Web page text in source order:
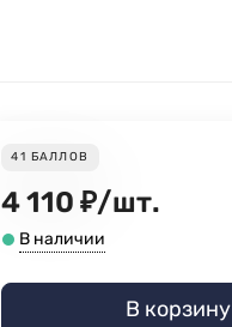
41 БАЛЛОВ
4 110 ₽/шт.
В наличии
В корзину